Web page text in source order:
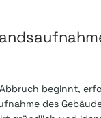
beginnt,
des